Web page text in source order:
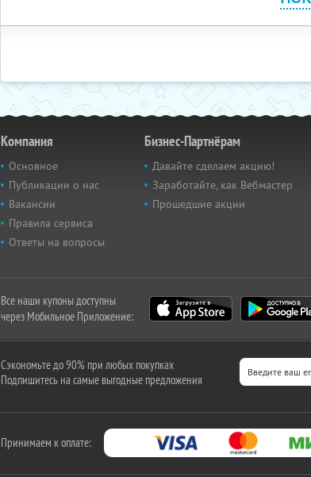
Компания
Основное
Публикации о нас
Вакансии
Правила сервиса
Ответы на вопросы
Бизнес-Партнёрам
Давайте сделаем акцию!
Заработайте, как Вебмастер
Прошедшие акции
Все наши купоны доступны
через Мобильное Приложение:
Сэкономьте до 90% при любых покупках
Подпишитесь на самые выгодные предложения
Принимаем к оплате: